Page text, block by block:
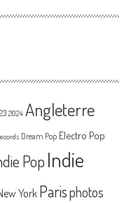
2024 Angleterre
Dream Pop Electro Pop
PopIndie
York Parisphotos